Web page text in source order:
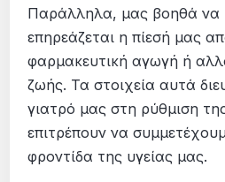
Παράλληλα, μας βοηθά να
επηρεάζεται η πίεσή μας
φαρμακευτική αγωγή ή
ζωής. Τα στοιχεία αυτά
γιατρό μας στη ρύθμιση
επιτρέπουν να
φροντίδα της υγείας μας.